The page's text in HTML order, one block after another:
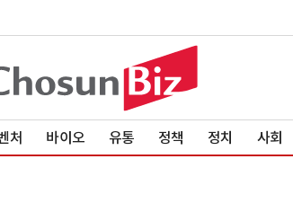
처 바이오 유통 정책 정치 사회